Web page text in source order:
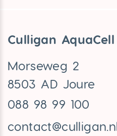
Culligan AquaCell
Morseweg 2
8503 AD Joure
088 98 99 100